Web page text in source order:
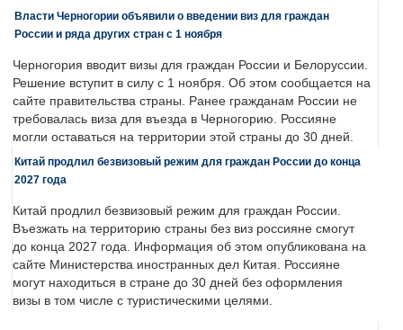
Власти Черногории объявили о введении виз для граждан
России и ряда других стран с 1 ноября
Черногория вводит визы для граждан России и Белоруссии.
Решение вступит в силу с 1 ноября. Об этом сообщается на
сайте правительства страны. Ранее гражданам России не
требовалась виза для въезда в Черногорию. Россияне
могли оставаться на территории этой страны до 30 дней.
Китай продлил безвизовый режим для граждан России до конца
2027 года
Китай продлил безвизовый режим для граждан России.
Въезжать на территорию страны без виз россияне смогут
до конца 2027 года. Информация об этом опубликована на
сайте Министерства иностранных дел Китая. Россияне
могут находиться в стране до 30 дней без оформления
визы в том числе с туристическими целями.